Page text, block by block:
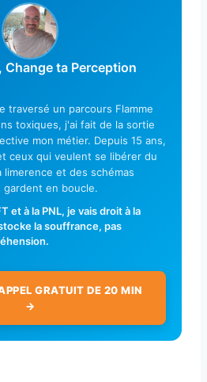
Change ta Perception
traversé un parcours Flamme
toxiques, j'ai fait de la sortie
mon métier. Depuis 15 ans,
ceux qui veulent se libérer du
limerence et des schémas
en boucle.
et à la PNL, je vais droit à la
la souffrance, pas
GRATUIT DE 20 MIN
→